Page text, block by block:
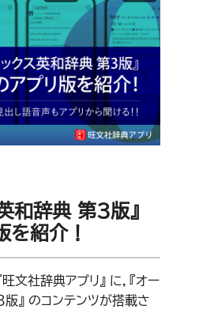
和辞典 第３版』
を紹介！
社辞典アプリ』 に，『オー
版』 のコンテンツが搭載さ